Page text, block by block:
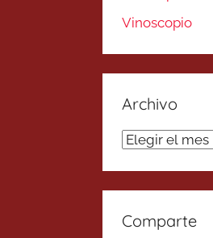
Vinoscopio
Archivo
Archivo
Comparte